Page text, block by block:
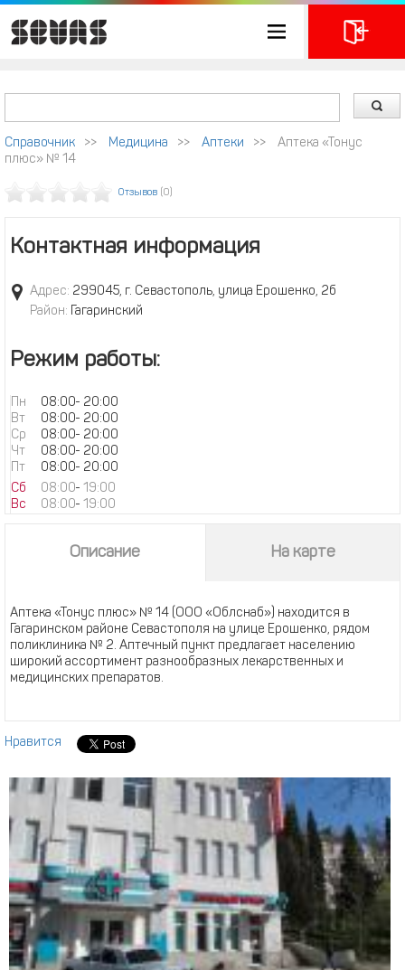
Справочник >> Медицина >> Аптеки >>
Аптека «Тонус
плюс» № 14
Отзывов (0)
Контактная информация
Адрес: 299045, г. Севастополь, улица Ерошенко, 2б
Район: Гагаринский
Режим работы:
Пн 08:00- 20:00
Вт
08:00- 20:00
Ср
08:00- 20:00
Чт
08:00- 20:00
Пт
08:00- 20:00
Сб
08:00- 19:00
Вс
08:00- 19:00
Описание На карте
Аптека «Тонус плюс» № 14 (ООО «Облснаб») находится в
Гагаринском районе Севастополя на улице Ерошенко, рядом
поликлиника № 2. Аптечный пункт предлагает населению
широкий ассортимент разнообразных лекарственных и
медицинских препаратов.
Нравится